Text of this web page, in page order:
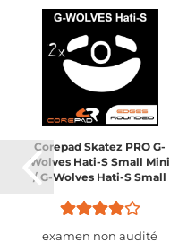
Corepad Skatez PRO G-
Wolves Hati-S Small Mini
/ G-Wolves Hati-S Small
examen non audité